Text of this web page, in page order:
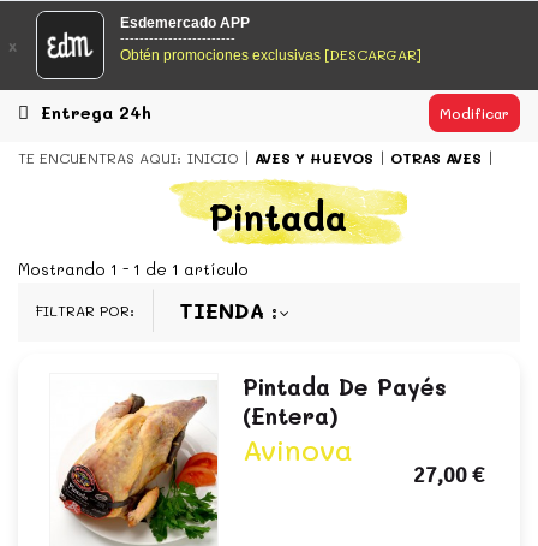
EsDeMercado.com
EsDeMercado.com
los mejores mercados de Barcelona y de productores
locales.
READ MORE
EsDeMercado.com
te lleva a casa los mejores productos de
los mejores mercados de Barcelona y de productores
x
Esdemercado APP
------------------------
Obtén promociones exclusivas [DESCARGAR]
Entrega 24h Modificar
TE ENCUENTRAS AQUI: INICIO AVES Y HUEVOS OTRAS AVES
Pintada
Mostrando 1 - 1 de 1 artículo
FILTRAR POR: TIENDA
Pintada De Payés
(entera)
Avinova
27,00 €